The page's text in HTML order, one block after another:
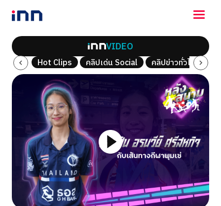
NEWS
ENTERTAINMENT
LIFESTYLE
HOROSCOPE
LOTTERY
ร่วมด้วยช่วยกัน
VIDEO
เศษ Hot Clips คลิปเด่น Social คลิปข่าวทั่วไป